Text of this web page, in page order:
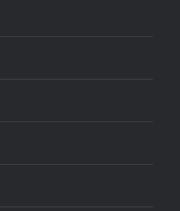
উদাসীনতা